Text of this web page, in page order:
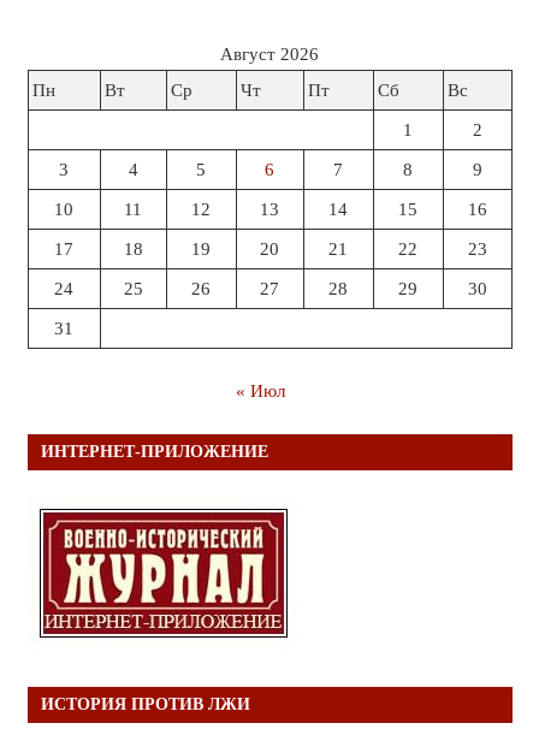
Август 2026
Пн
Вт Ср Чт Пт Сб Вс
1 2
3 4 5 6 7 8 9
10 11 12 13 14 15 16
17 18 19 20 21 22 23
24 25 26 27 28 29 30
31
« Июл
ИНТЕРНЕТ-ПРИЛОЖЕНИЕ
ИСТОРИЯ ПРОТИВ ЛЖИ